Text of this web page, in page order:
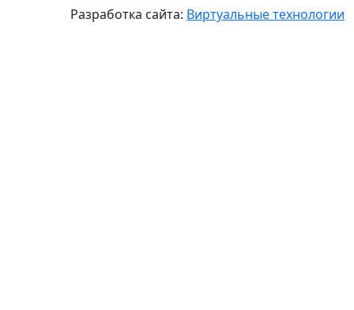
Разработка сайта: Виртуальные технологии